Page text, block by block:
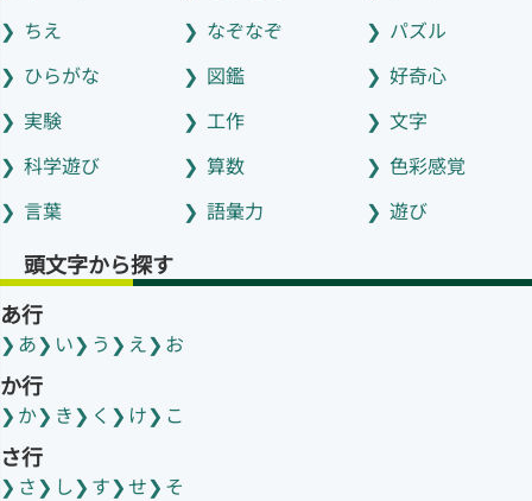
ちえ
なぞなぞ
パズル
ひらがな
図鑑
好奇心
実験
工作
文字
科学遊び
算数
色彩感覚
言葉
語彙力 遊び
頭文字から探す
あ行
あ い う え お
か行
か き く け こ
さ行
さ し す せ そ